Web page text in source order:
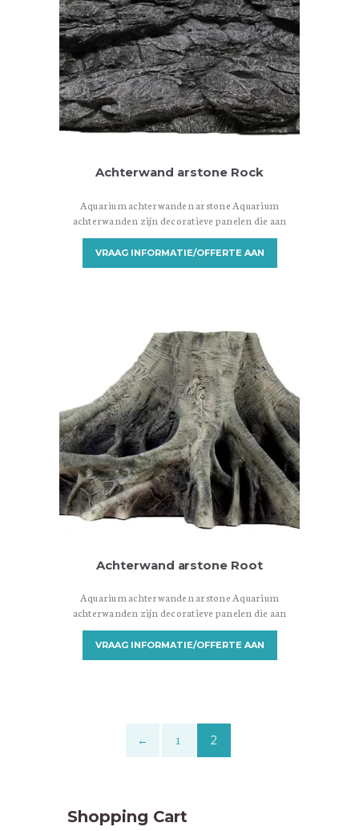
Achterwand arstone Rock
Aquarium achterwanden arstone Aquarium
achterwanden zijn decoratieve panelen die aan
de achterkant van een aquarium worden
geplaatst om een aantrekkelijke achtergrond te
creëren. Ze zijn ontworpen om een visueel
variërend in materialen, ontwerpen en
installatiemethoden. Hier zijn enkele…
VRAAG INFORMATIE/OFFERTE AAN
Achterwand arstone Root
Aquarium achterwanden arstone Aquarium
achterwanden zijn decoratieve panelen die aan
de achterkant van een aquarium worden
geplaatst om een aantrekkelijke achtergrond te
creëren. Ze zijn ontworpen om een visueel
variërend in materialen, ontwerpen en
VRAAG INFORMATIE/OFFERTE AAN
← 1 2
Shopping Cart